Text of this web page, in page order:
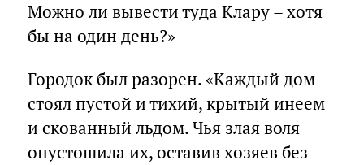
Можно ли вывести туда Клару – хотя
бы на один день?»
Городок был разорен. «Каждый дом
стоял пустой и тихий, крытый инеем
и скованный льдом. Чья злая воля
опустошила их, оставив хозяев без